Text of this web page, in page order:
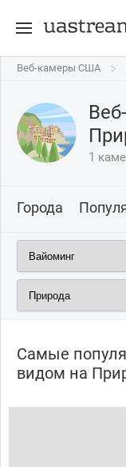
Веб-камеры США
Веб-камеры США
1
Города
Самые
видом на